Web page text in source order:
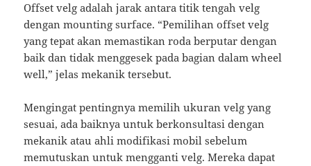
Offset velg adalah jarak antara titik tengah velg
dengan mounting surface. “Pemilihan offset velg
yang tepat akan memastikan roda berputar dengan
baik dan tidak menggesek pada bagian dalam wheel
well,” jelas mekanik tersebut.
Mengingat pentingnya memilih ukuran velg yang
sesuai, ada baiknya untuk berkonsultasi dengan
mekanik atau ahli modifikasi mobil sebelum
memutuskan untuk mengganti velg. Mereka dapat